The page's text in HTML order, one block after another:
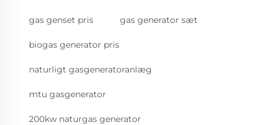
gas genset pris gas generator sæt
biogas generator pris
naturligt gasgeneratoranlæg
mtu gasgenerator
200kw naturgas generator